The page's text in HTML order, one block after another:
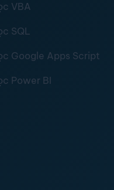
VBA
SQL
Google Apps Script
Power BI